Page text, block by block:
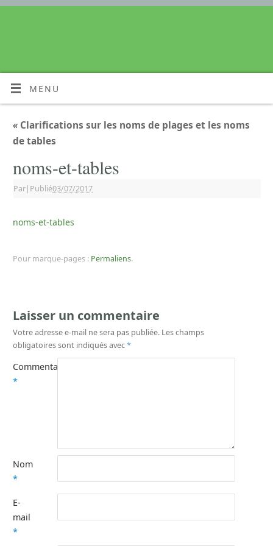
MENU
« Clarifications sur les noms de plages et les noms
de tables
noms-et-tables
Par| Publié03/07/2017
noms-et-tables
Pour marque-pages : Permaliens.
Laisser un commentaire
Votre adresse e-mail ne sera pas publiée. Les champs
obligatoires sont indiqués avec*
Commentaire
*
Nom
*
E-
mail
*